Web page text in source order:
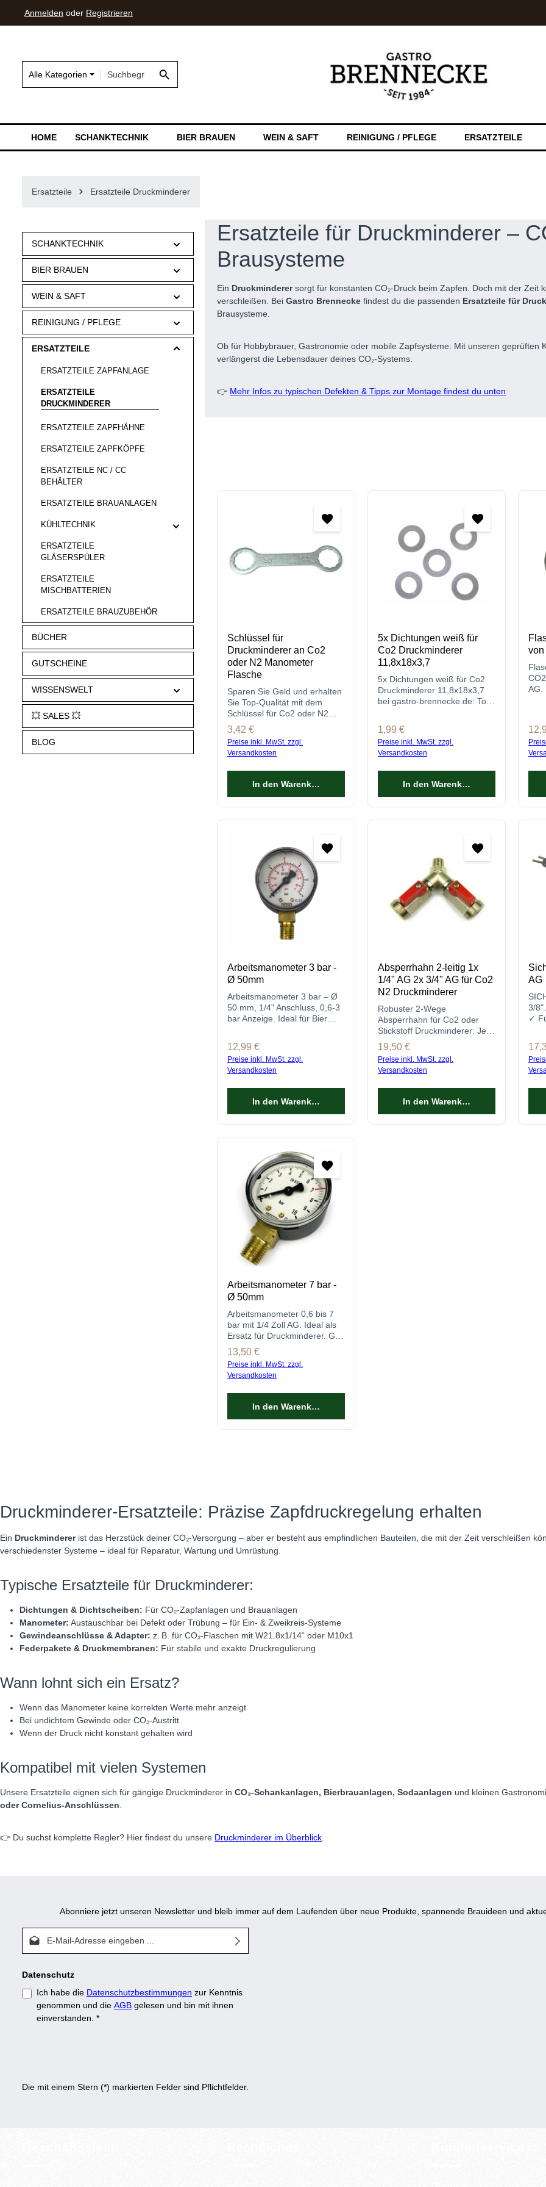
Zur Hauptnavigation springen
Anmelden oder Registrieren
Alle Kategorien
HOME SCHANKTECHNIK BIER BRAUEN WEIN & SAFT REINIGUNG / PFLEGE ERSATZTEILE
Ersatzteile Ersatzteile Druckminderer
SCHANKTECHNIK
BIER BRAUEN
WEIN & SAFT
REINIGUNG / PFLEGE
ERSATZTEILE
ERSATZTEILE ZAPFANLAGE
ERSATZTEILE
DRUCKMINDERER
ERSATZTEILE ZAPFHÄHNE
ERSATZTEILE ZAPFKÖPFE
ERSATZTEILE NC / CC
BEHÄLTER
ERSATZTEILE BRAUANLAGEN
KÜHLTECHNIK
ERSATZTEILE
GLÄSERSPÜLER
ERSATZTEILE
MISCHBATTERIEN
ERSATZTEILE BRAUZUBEHÖR
BÜCHER
GUTSCHEINE
WISSENSWELT
💥 SALES 💥
BLOG
Ersatzteile für Druckminderer –
Brausysteme
Ein Druckminderersorgt für konstanten CO₂-Druck beim Zapfen. Doch mit der Zeit
verschleißen. Bei Gastro Brennecke findest du die passenden Ersatzteile für
Brausysteme.
Ob für Hobbybrauer, Gastronomie oder mobile Zapfsysteme: Mit unseren
verlängerst die Lebensdauer deines CO₂-Systems.
👉 Mehr Infos zu typischen Defekten & Tipps zur Montage findest du unten
Schlüssel für
Druckminderer an Co2
oder N2 Manometer
Flasche
Sparen Sie Geld und erhalten
Sie Top-Qualität mit dem
Schlüssel für Co2 oder N2
Druckminderer 30 und 32mm.
Jetzt günstig bei gastro-
brennecke.de kaufen
Regulärer Preis:
3,42 €
Preise inkl. MwSt. zzgl.
Versandkosten
In den Warenkorb
5x Dichtungen weiß für
Co2 Druckminderer
11,8x18x3,7
5x Dichtungen weiß für Co2
Druckminderer 11,8x18x3,7
bei gastro-brennecke.de: Top
kaufen!
Regulärer Preis:
1,99 €
Preise inkl. MwSt. zzgl.
Versandkosten
In den Warenkorb
von
AG.
Arbeitsmanometer 3 bar -
Ø 50mm
Arbeitsmanometer 3 bar – Ø
50 mm, 1/4" Anschluss, 0,6-3
bar Anzeige. Ideal für Bier
Regulärer Preis:
12,99 €
Preise inkl. MwSt. zzgl.
Versandkosten
In den Warenkorb
Absperrhahn 2-leitig 1x
1/4" AG 2x 3/4" AG für Co2
N2 Druckminderer
Robuster 2-Wege
Absperrhahn für Co2 oder
Stickstoff Druckminderer: Jetzt
hier bestellen.
Regulärer Preis:
19,50 €
Preise inkl. MwSt. zzgl.
Versandkosten
In den Warenkorb
AG
3/8"
✓
Arbeitsmanometer 7 bar -
Ø 50mm
Arbeitsmanometer 0,6 bis 7
bar mit 1/4 Zoll AG. Ideal als
Ersatz für Druckminderer. Gut
ablesbar und einfach zu
montieren.
Regulärer Preis:
13,50 €
Preise inkl. MwSt. zzgl.
Versandkosten
In den Warenkorb
Druckminderer-Ersatzteile: Präzise Zapfdruckregelung erhalten
Ein Druckmindererist das Herzstück deiner CO₂-Versorgung – aber er besteht aus empfindlichen Bauteilen, die mit der Zeit verschleißen
verschiedenster Systeme – ideal für Reparatur, Wartung und Umrüstung.
Typische Ersatzteile für Druckminderer:
Dichtungen & Dichtscheiben: Für CO₂-Zapfanlagen und Brauanlagen
Manometer: Austauschbar bei Defekt oder Trübung – für Ein- & Zweikreis-Systeme
Gewindeanschlüsse & Adapter: z. B. für CO₂-Flaschen mit W21.8x1/14“ oder M10x1
Federpakete & Druckmembranen: Für stabile und exakte Druckregulierung
Wann lohnt sich ein Ersatz?
Wenn das Manometer keine korrekten Werte mehr anzeigt
Bei undichtem Gewinde oder CO₂-Austritt
Wenn der Druck nicht konstant gehalten wird
Kompatibel mit vielen Systemen
Unsere Ersatzteile eignen sich für gängige Druckminderer in CO₂-Schankanlagen, Bierbrauanlagen, Sodaanlagen und kleinen
oder Cornelius-Anschlüssen
👉 Du suchst komplette Regler? Hier findest du unsere Druckminderer im Überblick
Abonniere jetzt unseren Newsletter und bleib immer auf dem Laufenden über neue Produkte, spannende Brauideen und
Datenschutz
Ich habe die Datenschutzbestimmungen zur Kenntnis
genommen und die AGB gelesen und bin mit ihnen
einverstanden. *
Die mit einem Stern (*) markierten Felder sind Pflichtfelder.